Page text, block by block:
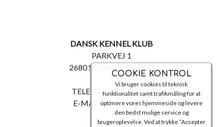
COOKIE KONTROL
Vi bruger cookies til teknisk
funktionalitet samt trafikmåling for at
optimere vores hjemmeside og levere
den bedst mulige service og
brugeroplevelse. Ved at trykke ”Accepter
DANSK KENNEL KLUB
PARKVEJ 1
2680 SOLRØD STRAND
TELEFON: 56 18 81 00
E-MAIL:post@dkk.dk